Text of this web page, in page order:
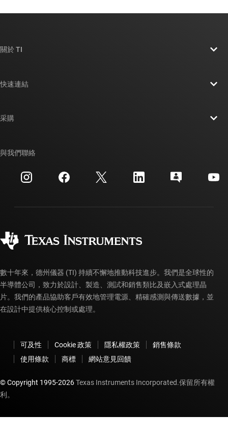
關於 TI
投資人關系
製造
快速連結
交互參考搜索
客戶支援中心
myTI 帳戶常見問題解答
采購
訂購 FAQ
與我們聯絡
數十年來，德州儀器 (TI) 持續不懈地推動科技進步。我們是全球性的
半導體公司，致力於設計、製造、測試和銷售類比及嵌入式處理晶
片。我們的產品協助客戶有效地管理電源、精確感測與傳送數據，並
在設計中提供核心控制或處理。
可及性 Cookie 政策 隱私權政策
銷售條款
使用條款
商標 網站意見回饋
© Copyright 1995-2026Texas Instruments Incorporated.保留所有權
利。